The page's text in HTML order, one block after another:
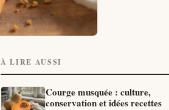
À LIRE AUSSI
Courge musquée : culture,
conservation et idées recettes